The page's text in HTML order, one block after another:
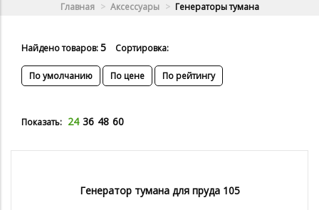
Главная Аксессуары Генераторы тумана
Найдено товаров:5 Сортировка:
По умолчанию По цене По рейтингу
Показать: 24 36 48 60
Генератор тумана для пруда 105